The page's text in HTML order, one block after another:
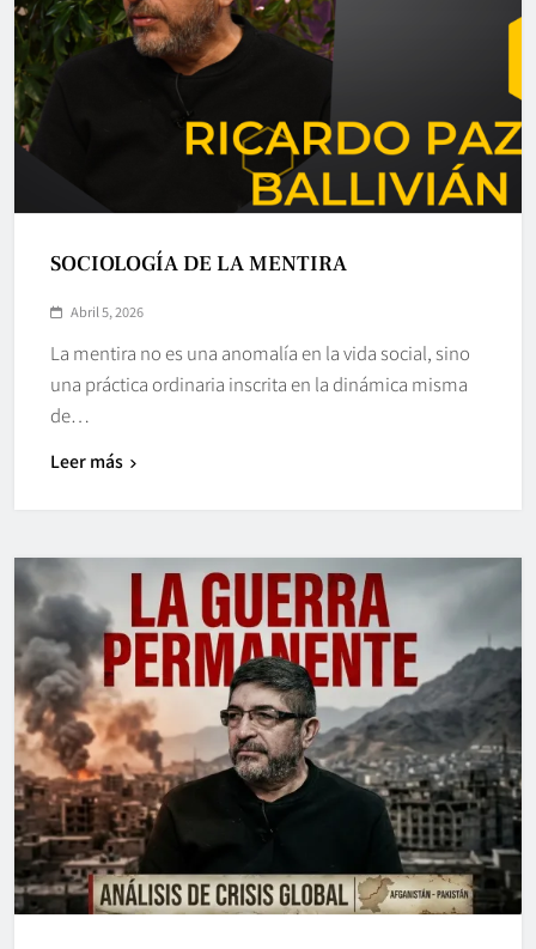
SOCIOLOGÍA DE LA MENTIRA
Abril 5, 2026
La mentira no es una anomalía en la vida social, sino
una práctica ordinaria inscrita en la dinámica misma
de…
Leer más